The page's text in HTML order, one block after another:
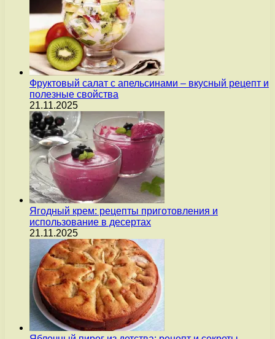
Фруктовый салат с апельсинами – вкусный рецепт и
полезные свойства
21.11.2025
Ягодный крем: рецепты приготовления и
использование в десертах
21.11.2025